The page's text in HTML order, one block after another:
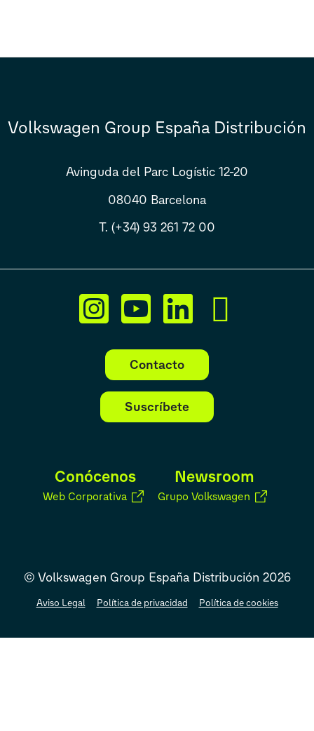
Volkswagen Group España Distribución
Avinguda del Parc Logístic 12-20
08040 Barcelona
T. (+34) 93 261 72 00
Contacto
Suscríbete
Conócenos
Web Corporativa
Newsroom
Grupo Volkswagen
© Volkswagen Group España Distribución 2026
Aviso Legal Política de privacidad Política de cookies